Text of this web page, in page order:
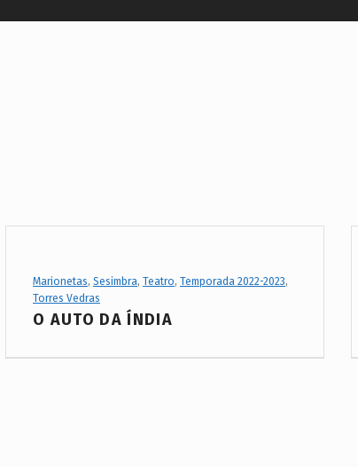
Project Category:
Marionetas, Sesimbra, Teatro, Temporada 2022-2023,
Torres Vedras
O AUTO DA ÍNDIA